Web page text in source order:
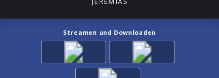
Streamen und Downloaden